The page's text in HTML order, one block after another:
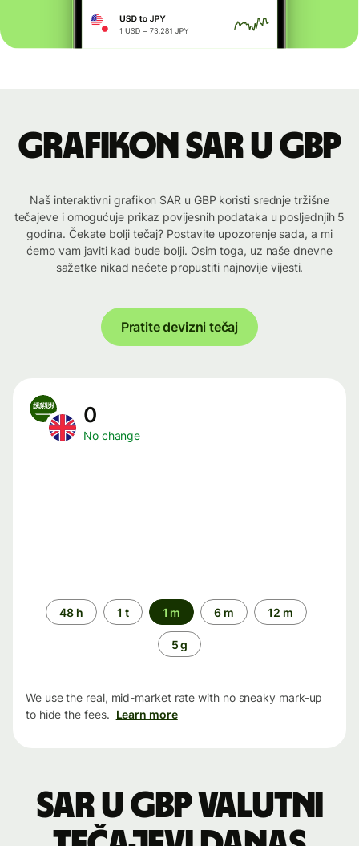
Grafikon SAR u GBP
Naš interaktivni grafikon SAR u GBP koristi srednje tržišne
tečajeve i omogućuje prikaz povijesnih podataka u posljednjih 5
godina. Čekate bolji tečaj? Postavite upozorenje sada, a mi
ćemo vam javiti kad bude bolji. Osim toga, uz naše dnevne
sažetke nikad nećete propustiti najnovije vijesti.
Pratite devizni tečaj
0
No change
Time
period
48 h 1 t 1 m 6 m 12 m
5 g
We use the real, mid-market rate with no sneaky mark-up
to hide the fees. Learn more
SAR u GBP valutni